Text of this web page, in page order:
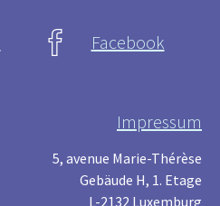
Facebook
Impressum
5, avenue Marie-Thérèse
Gebäude H, 1. Etage
L-2132 Luxemburg